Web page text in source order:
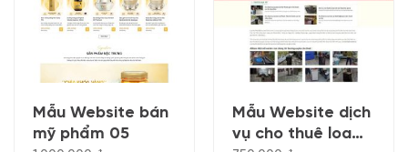
Mẫu Website bán
mỹ phẩm 05
Mẫu Website dịch
vụ cho thuê loa